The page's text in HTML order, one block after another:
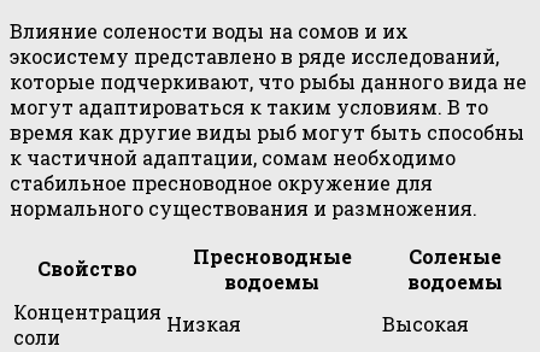
Влияние солености воды на сомов и их
экосистему представлено в ряде исследований,
которые подчеркивают, что рыбы данного вида не
могут адаптироваться к таким условиям. В то
время как другие виды рыб могут быть способны
к частичной адаптации, сомам необходимо
стабильное пресноводное окружение для
нормального существования и размножения.
Свойство
Пресноводные
водоемы
Соленые
водоемы
Концентрация
соли
Низкая
Высокая